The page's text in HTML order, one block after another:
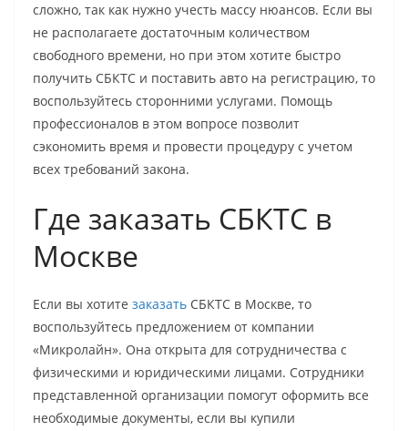
сложно, так как нужно учесть массу нюансов. Если вы
не располагаете достаточным количеством
свободного времени, но при этом хотите быстро
получить СБКТС и поставить авто на регистрацию, то
воспользуйтесь сторонними услугами. Помощь
профессионалов в этом вопросе позволит
сэкономить время и провести процедуру с учетом
всех требований закона.
Где заказать СБКТС в
Москве
Если вы хотите заказать СБКТС в Москве, то
воспользуйтесь предложением от компании
«Микролайн». Она открыта для сотрудничества с
физическими и юридическими лицами. Сотрудники
представленной организации помогут оформить все
необходимые документы, если вы купили